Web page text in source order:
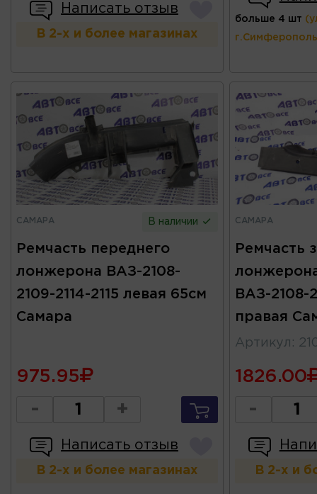
Написать отзыв
В 2-х и более магазинах
больше 4 шт
САМАРА В наличии
Ремчасть переднего
лонжерона ВАЗ-2108-
2109-2114-2115 левая 65см
Самара
975.95
- +
Написать отзыв
В 2-х и более магазинах
САМАРА
Ремчасть
ВАЗ-2108-
правая
Артикул :
1826.00
-
В 2-х и